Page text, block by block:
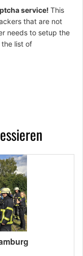
service! This
that are not
needs to setup the
list of